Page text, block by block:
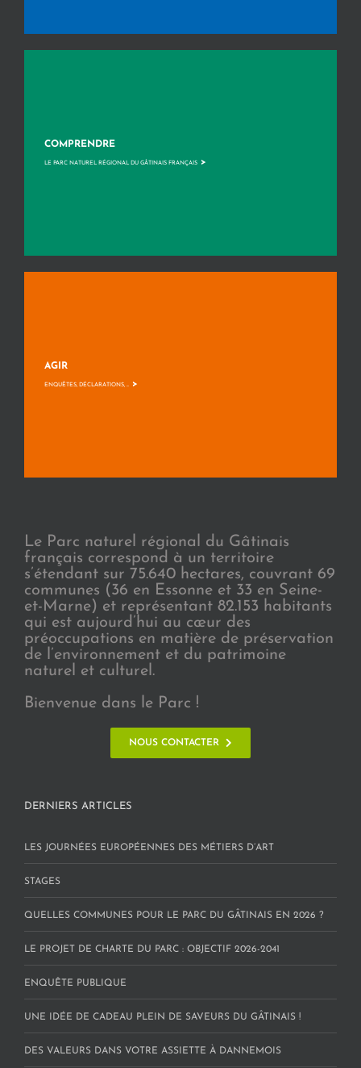
COMPRENDRE
LE PARC NATUREL RÉGIONAL DU GÂTINAIS FRANÇAIS >
AGIR
ENQUÊTES, DÉCLARATIONS, ... >
Le Parc naturel régional du Gâtinais
français correspond à un territoire
s’étendant sur 75.640 hectares, couvrant 69
communes (36 en Essonne et 33 en Seine-
et-Marne) et représentant 82.153 habitants
qui est aujourd’hui au cœur des
préoccupations en matière de préservation
de l’environnement et du patrimoine
naturel et culturel.
Bienvenue dans le Parc !
NOUS CONTACTER
DERNIERS ARTICLES
LES JOURNÉES EUROPÉENNES DES MÉTIERS D’ART
STAGES
QUELLES COMMUNES POUR LE PARC DU GÂTINAIS EN 2026 ?
LE PROJET DE CHARTE DU PARC : OBJECTIF 2026-2041
ENQUÊTE PUBLIQUE
UNE IDÉE DE CADEAU PLEIN DE SAVEURS DU GÂTINAIS !
DES VALEURS DANS VOTRE ASSIETTE À DANNEMOIS